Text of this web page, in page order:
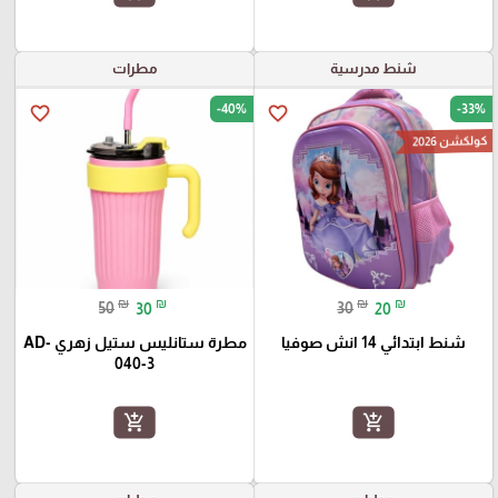
شنط مدرسية
favorite_border -33%
كولكشن 2026
30 ₪ 20 ₪
شنط ابتدائي 14 انش صوفيا
add_shopping_cart
مطرات
favorite_border -40%
50 ₪ 30 ₪
مطرة ستانليس ستيل زهري AD-
040-3
add_shopping_cart